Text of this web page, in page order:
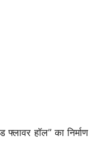
हॉल” का निर्माण